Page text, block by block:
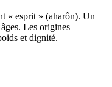
« esprit » (aharôn). Un
Les origines
et dignité.